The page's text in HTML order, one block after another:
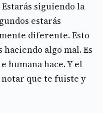
siguiendo la
estarás
diferente. Esto
haciendo algo mal. Es
humana hace. Y el
que te fuiste y